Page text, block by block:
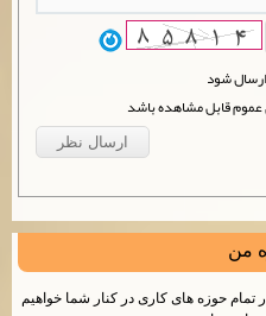
شود
قابل مشاهده باشد
من
حوزه های کاری در کنار شما خواهیم